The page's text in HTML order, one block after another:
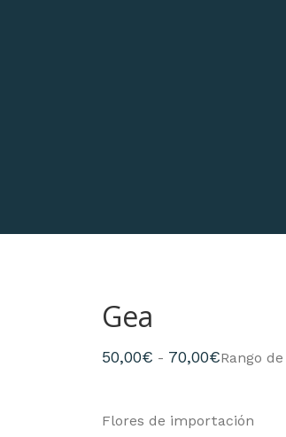
Gea
50,00€ - 70,00€Rango
Flores de importación